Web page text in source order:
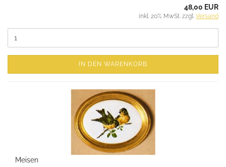
48,00 EUR
inkl. 20% MwSt. zzgl. Versand
IN DEN WARENKORB
Meisen